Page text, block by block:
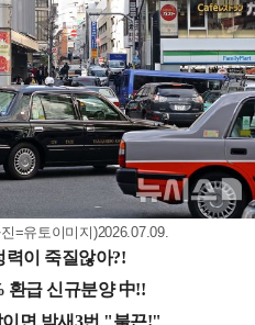
=유토이미지)2026.07.09.